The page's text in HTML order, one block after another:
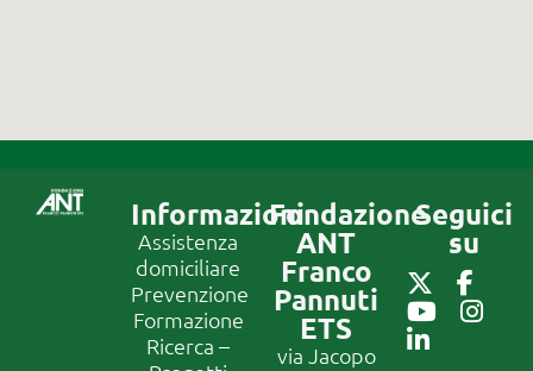
Informazioni
Assistenza
domiciliare
Prevenzione
Formazione
Ricerca –
Fondazione
ANT
Franco
Pannuti
ETS
via Jacopo
Seguici
su